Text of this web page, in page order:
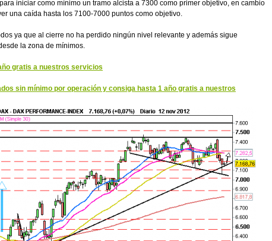
iniciar como mínimo un tramo alcista a 7300 como primer objetivo, en cambio
una caída hasta los 7100-7000 puntos como objetivo.
ya que al cierre no ha perdido ningún nivel relevante y además sigue
la zona de mínimos.
gratis a nuestros servicios
sin mínimo por operación y consiga hasta 1 año gratis a nuestros